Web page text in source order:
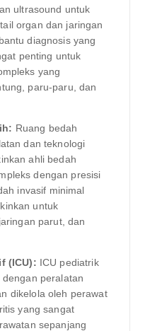
ultrasound untuk
organ dan jaringan
diagnosis yang
penting untuk
yang
paru-paru, dan
Ruang bedah
dan teknologi
ahli bedah
dengan presisi
invasif minimal
untuk
parut, dan
(ICU): ICU pediatrik
peralatan
dikelola oleh perawat
yang sangat
sepanjang